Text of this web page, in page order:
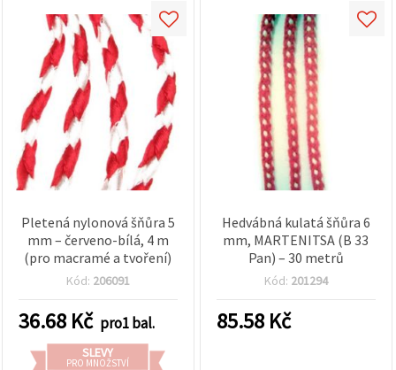
Pletená nylonová šňůra 5
mm – červeno-bílá, 4 m
(pro macramé a tvoření)
Kód: 206091
36.68 Kč pro1 bal.
SLEVY
PRO MNOŽSTVÍ
Hedvábná kulatá šňůra 6
mm, MARTENITSA (B 33
Pan) – 30 metrů
Kód: 201294
85.58 Kč